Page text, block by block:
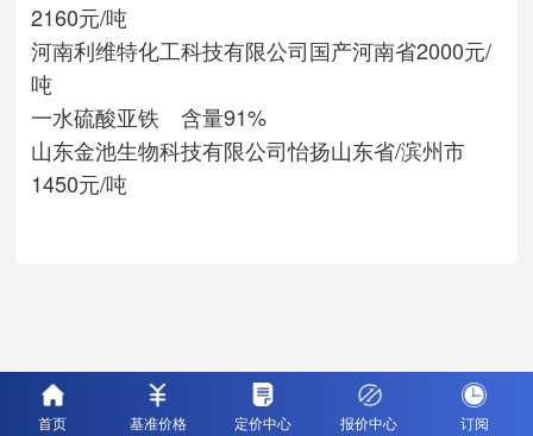
2160元/吨
河南利维特化工科技有限公司国产河南省2000元/
吨
一水硫酸亚铁 含量91%
山东金池生物科技有限公司怡扬山东省/滨州市
1450元/吨
首页 基准价格 定价中心 报价中心 订阅